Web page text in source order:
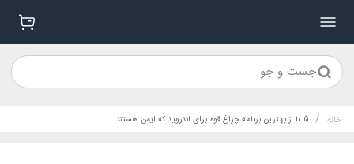
جست و جو
خانه / 5 تا از بهترین برنامه چراغ قوه برای اندروید که ایمن هستند